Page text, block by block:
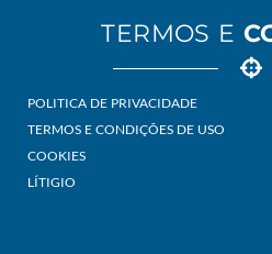
TERMOS E
POLITICA DE PRIVACIDADE
TERMOS E CONDIÇÕES DE USO
COOKIES
LÍTIGIO